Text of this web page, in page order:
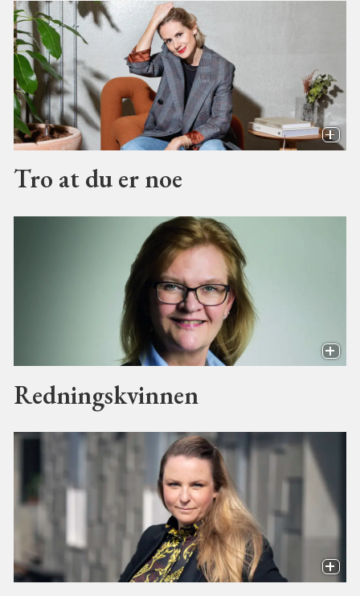
Tro at du er noe
Redningskvinnen